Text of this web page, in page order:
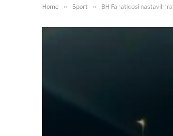
Home » Sport » BH Fanaticosi nastavili